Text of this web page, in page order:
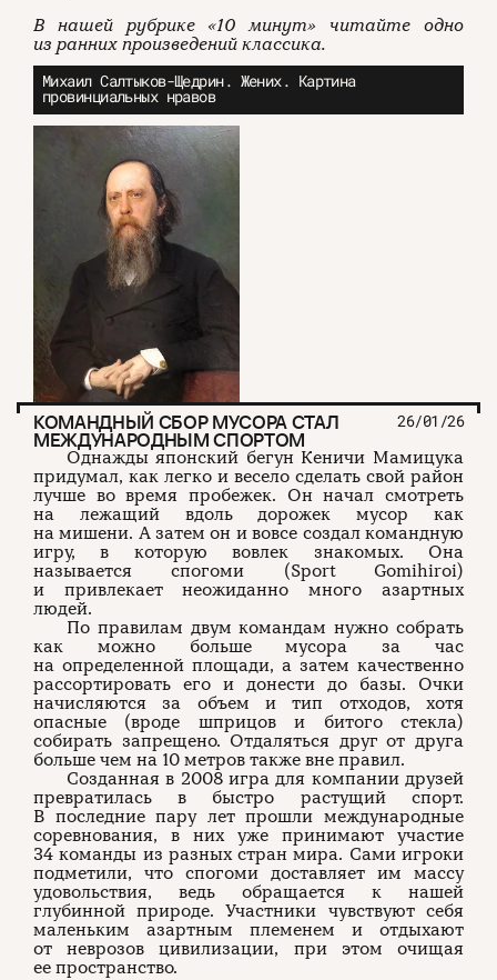
В нашей рубрике «10 минут» читайте одно
из ранних произведений классика.
Михаил Салтыков-Щедрин. Жених. Картина
провинциальных нравов
КОМАНДНЫЙ СБОР МУСОРА СТАЛ
МЕЖДУНАРОДНЫМ СПОРТОМ
26/01/26
Однажды японский бегун Кеничи Мамицука
придумал, как легко и весело сделать свой район
лучше во время пробежек. Он начал смотреть
на лежащий вдоль дорожек мусор как
на мишени. А затем он и вовсе создал командную
игру, в которую вовлек знакомых. Она
называется спогоми (Sport Gomihiroi)
и привлекает неожиданно много азартных
людей.
По правилам двум командам нужно собрать
как можно больше мусора за час
на определенной площади, а затем качественно
рассортировать его и донести до базы. Очки
начисляются за объем и тип отходов, хотя
опасные (вроде шприцов и битого стекла)
собирать запрещено. Отдаляться друг от друга
больше чем на 10 метров также вне правил.
Созданная в 2008 игра для компании друзей
превратилась в быстро растущий спорт.
В последние пару лет прошли международные
соревнования, в них уже принимают участие
34 команды из разных стран мира. Сами игроки
подметили, что спогоми доставляет им массу
удовольствия, ведь обращается к нашей
глубинной природе. Участники чувствуют себя
маленьким азартным племенем и отдыхают
от неврозов цивилизации, при этом очищая
ее пространство.